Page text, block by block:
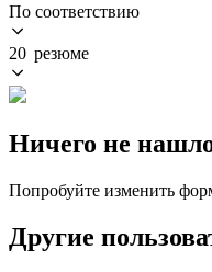
По соответствию
20 резюме
Ничего не
Попробуйте изменить
Другие